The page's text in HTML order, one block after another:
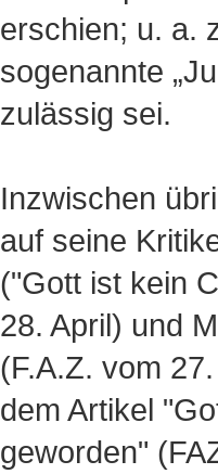
erschien; u. a.
sogenannte
zulässig sei.
Inzwischen
auf seine
("Gott ist kein
28. April) und
(F.A.Z. vom
dem Artikel
geworden"